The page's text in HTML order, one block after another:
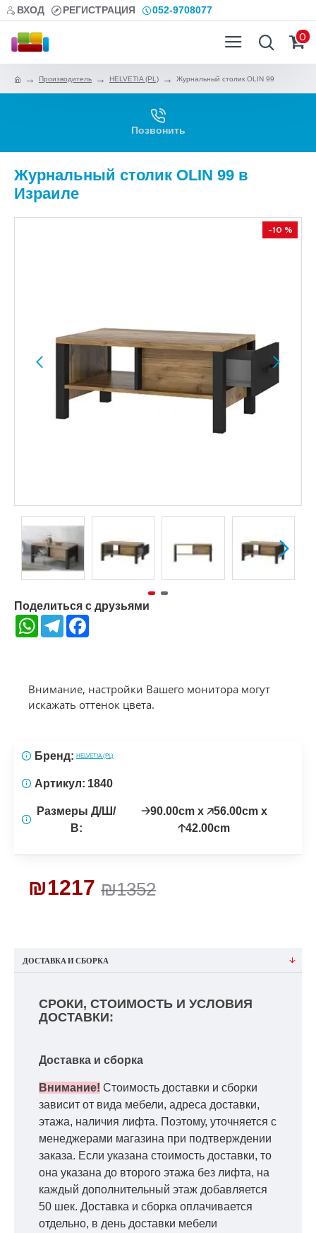
ВХОД РЕГИСТРАЦИЯ 052-9708077
0
Производитель HELVETIA (PL) Журнальный столик OLIN 99
Позвонить
Журнальный столик OLIN 99 в
Израиле
-10 %
Поделиться с друзьями
WhatsAppTelegram
Внимание, настройки Вашего монитора могут
искажать оттенок цвета.
₪1352
₪1217
Бренд: HELVETIA (PL)
Артикул: 1840
Размеры Д/Ш/
В:
🡢90.00cm x 🡥56.00cm x
🡡42.00cm
ДОСТАВКА И СБОРКА
СРОКИ, СТОИМОСТЬ И УСЛОВИЯ
ДОСТАВКИ:
Доставка и сборка
Внимание! Стоимость доставки и сборки
зависит от вида мебели, адреса доставки,
этажа, наличия лифта. Поэтому, уточняется с
менеджерами магазина при подтверждении
заказа. Если указана стоимость доставки, то
она указана до второго этажа без лифта, на
каждый дополнительный этаж добавляется
50 шек. Доставка и сборка оплачивается
отдельно, в день доставки мебели